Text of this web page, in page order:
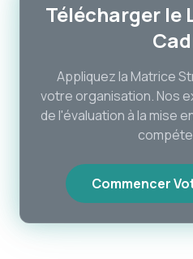
Télécharger le
Appliquez la Matrice
votre organisation. Nos
de l'évaluation à la mise
Commencer